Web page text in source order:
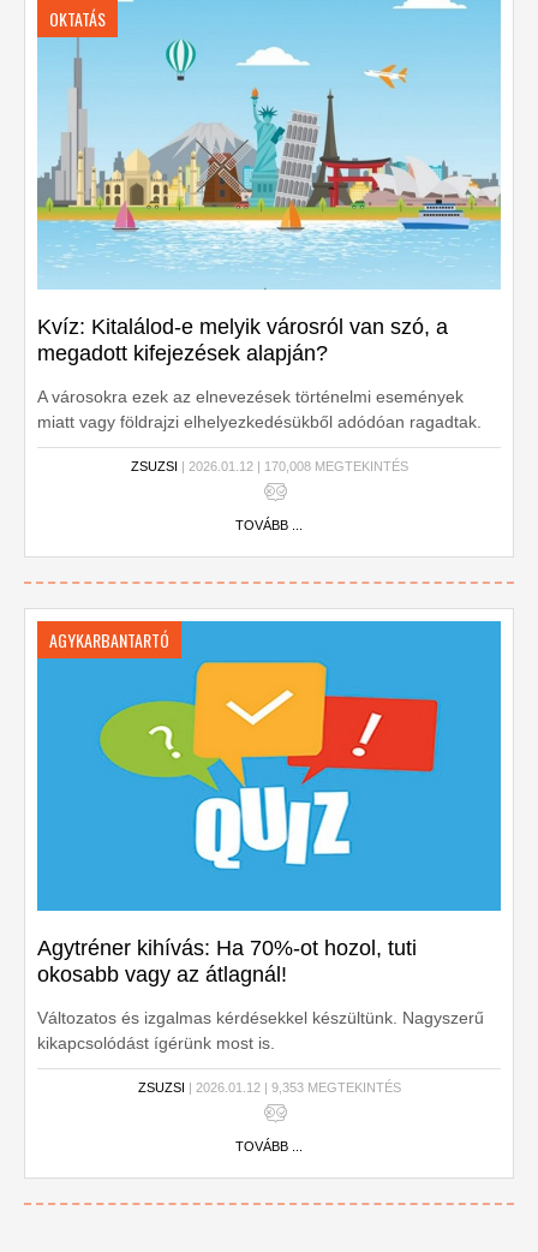
OKTATÁS
Kvíz: Kitalálod-e melyik városról van szó, a
megadott kifejezések alapján?
A városokra ezek az elnevezések történelmi események
miatt vagy földrajzi elhelyezkedésükből adódóan ragadtak.
Kitalálod-e melyik városról van szó, a megadott kifejezések
ZSUZSI | 2026.01.12 | 170,008 MEGTEKINTÉS
TOVÁBB ...
AGYKARBANTARTÓ
Agytréner kihívás: Ha 70%-ot hozol, tuti
okosabb vagy az átlagnál!
Változatos és izgalmas kérdésekkel készültünk. Nagyszerű
kikapcsolódást ígérünk most is.
ZSUZSI | 2026.01.12 | 9,353 MEGTEKINTÉS
TOVÁBB ...